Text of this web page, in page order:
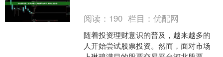
阅读： 190 栏目：优配网
随着投资理财意识的普及，越来越多的
人开始尝试股票投资。然而，面对市场